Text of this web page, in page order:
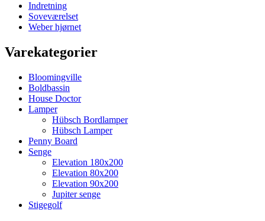
Indretning
Soveværelset
Weber hjørnet
Varekategorier
Bloomingville
Boldbassin
House Doctor
Lamper
Hübsch Bordlamper
Hübsch Lamper
Penny Board
Senge
Elevation 180x200
Elevation 80x200
Elevation 90x200
Jupiter senge
Stigegolf